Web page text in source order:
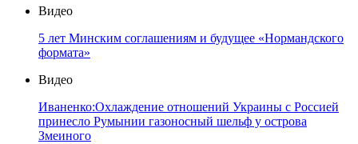
Видео
5 лет Минским соглашениям и будущее «Нормандского
формата»
Видео
Иваненко:Охлаждение отношений Украины с Россией
принесло Румынии газоносный шельф у острова
Змеиного